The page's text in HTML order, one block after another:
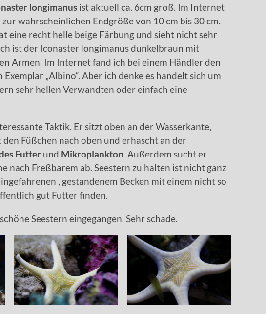
longimanus ist aktuell ca. 6cm groß. Im Internet
wahrscheinlichen Endgröße von 10 cm bis 30 cm.
eine recht helle beige Färbung und sieht nicht sehr
ist der Iconaster longimanus dunkelbraun mit
Armen. Im Internet fand ich bei einem Händler den
„Albino“. Aber ich denke es handelt sich um
sehr hellen Verwandten oder einfach eine
Taktik. Er sitzt oben an der Wasserkante,
Füßchen nach oben und erhascht an der
Futter und Mikroplankton. Außerdem sucht er
nach Freßbarem ab. Seestern zu halten ist nicht ganz
, gestandenem Becken mit einem nicht so
gut Futter finden.
Seestern eingegangen. Sehr schade.